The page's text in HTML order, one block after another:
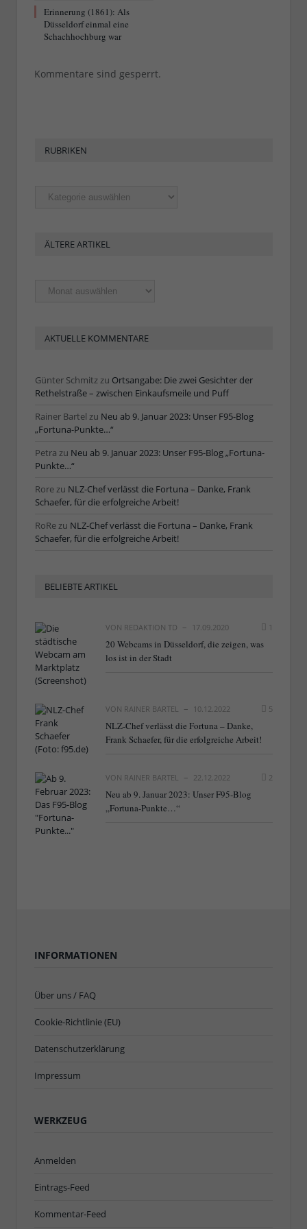
Erinnerung (1861): Als
Düsseldorf einmal eine
Schachhochburg war
Kommentare sind gesperrt.
RUBRIKEN
Rubriken
ÄLTERE ARTIKEL
Ältere
Artikel
AKTUELLE KOMMENTARE
Günter Schmitzzu Ortsangabe: Die zwei Gesichter der
Rethelstraße – zwischen Einkaufsmeile und Puff
Rainer Bartel zu Neu ab 9. Januar 2023: Unser F95-Blog
„Fortuna-Punkte…“
Petra zu Neu ab 9. Januar 2023: Unser F95-Blog „Fortuna-
Punkte…“
Rorezu NLZ-Chef verlässt die Fortuna – Danke, Frank
Schaefer, für die erfolgreiche Arbeit!
RoRezu NLZ-Chef verlässt die Fortuna – Danke, Frank
Schaefer, für die erfolgreiche Arbeit!
BELIEBTE ARTIKEL
VON REDAKTION TD 17.09.2020 1
20 Webcams in Düsseldorf, die zeigen, was
los ist in der Stadt
VON RAINER BARTEL 10.12.2022 5
NLZ-Chef verlässt die Fortuna – Danke,
Frank Schaefer, für die erfolgreiche Arbeit!
VON RAINER BARTEL 22.12.2022 2
Neu ab 9. Januar 2023: Unser F95-Blog
„Fortuna-Punkte…“
INFORMATIONEN
Über uns / FAQ
Cookie-Richtlinie (EU)
Datenschutzerklärung
Impressum
WERKZEUG
Anmelden
Eintrags-Feed
Kommentar-Feed